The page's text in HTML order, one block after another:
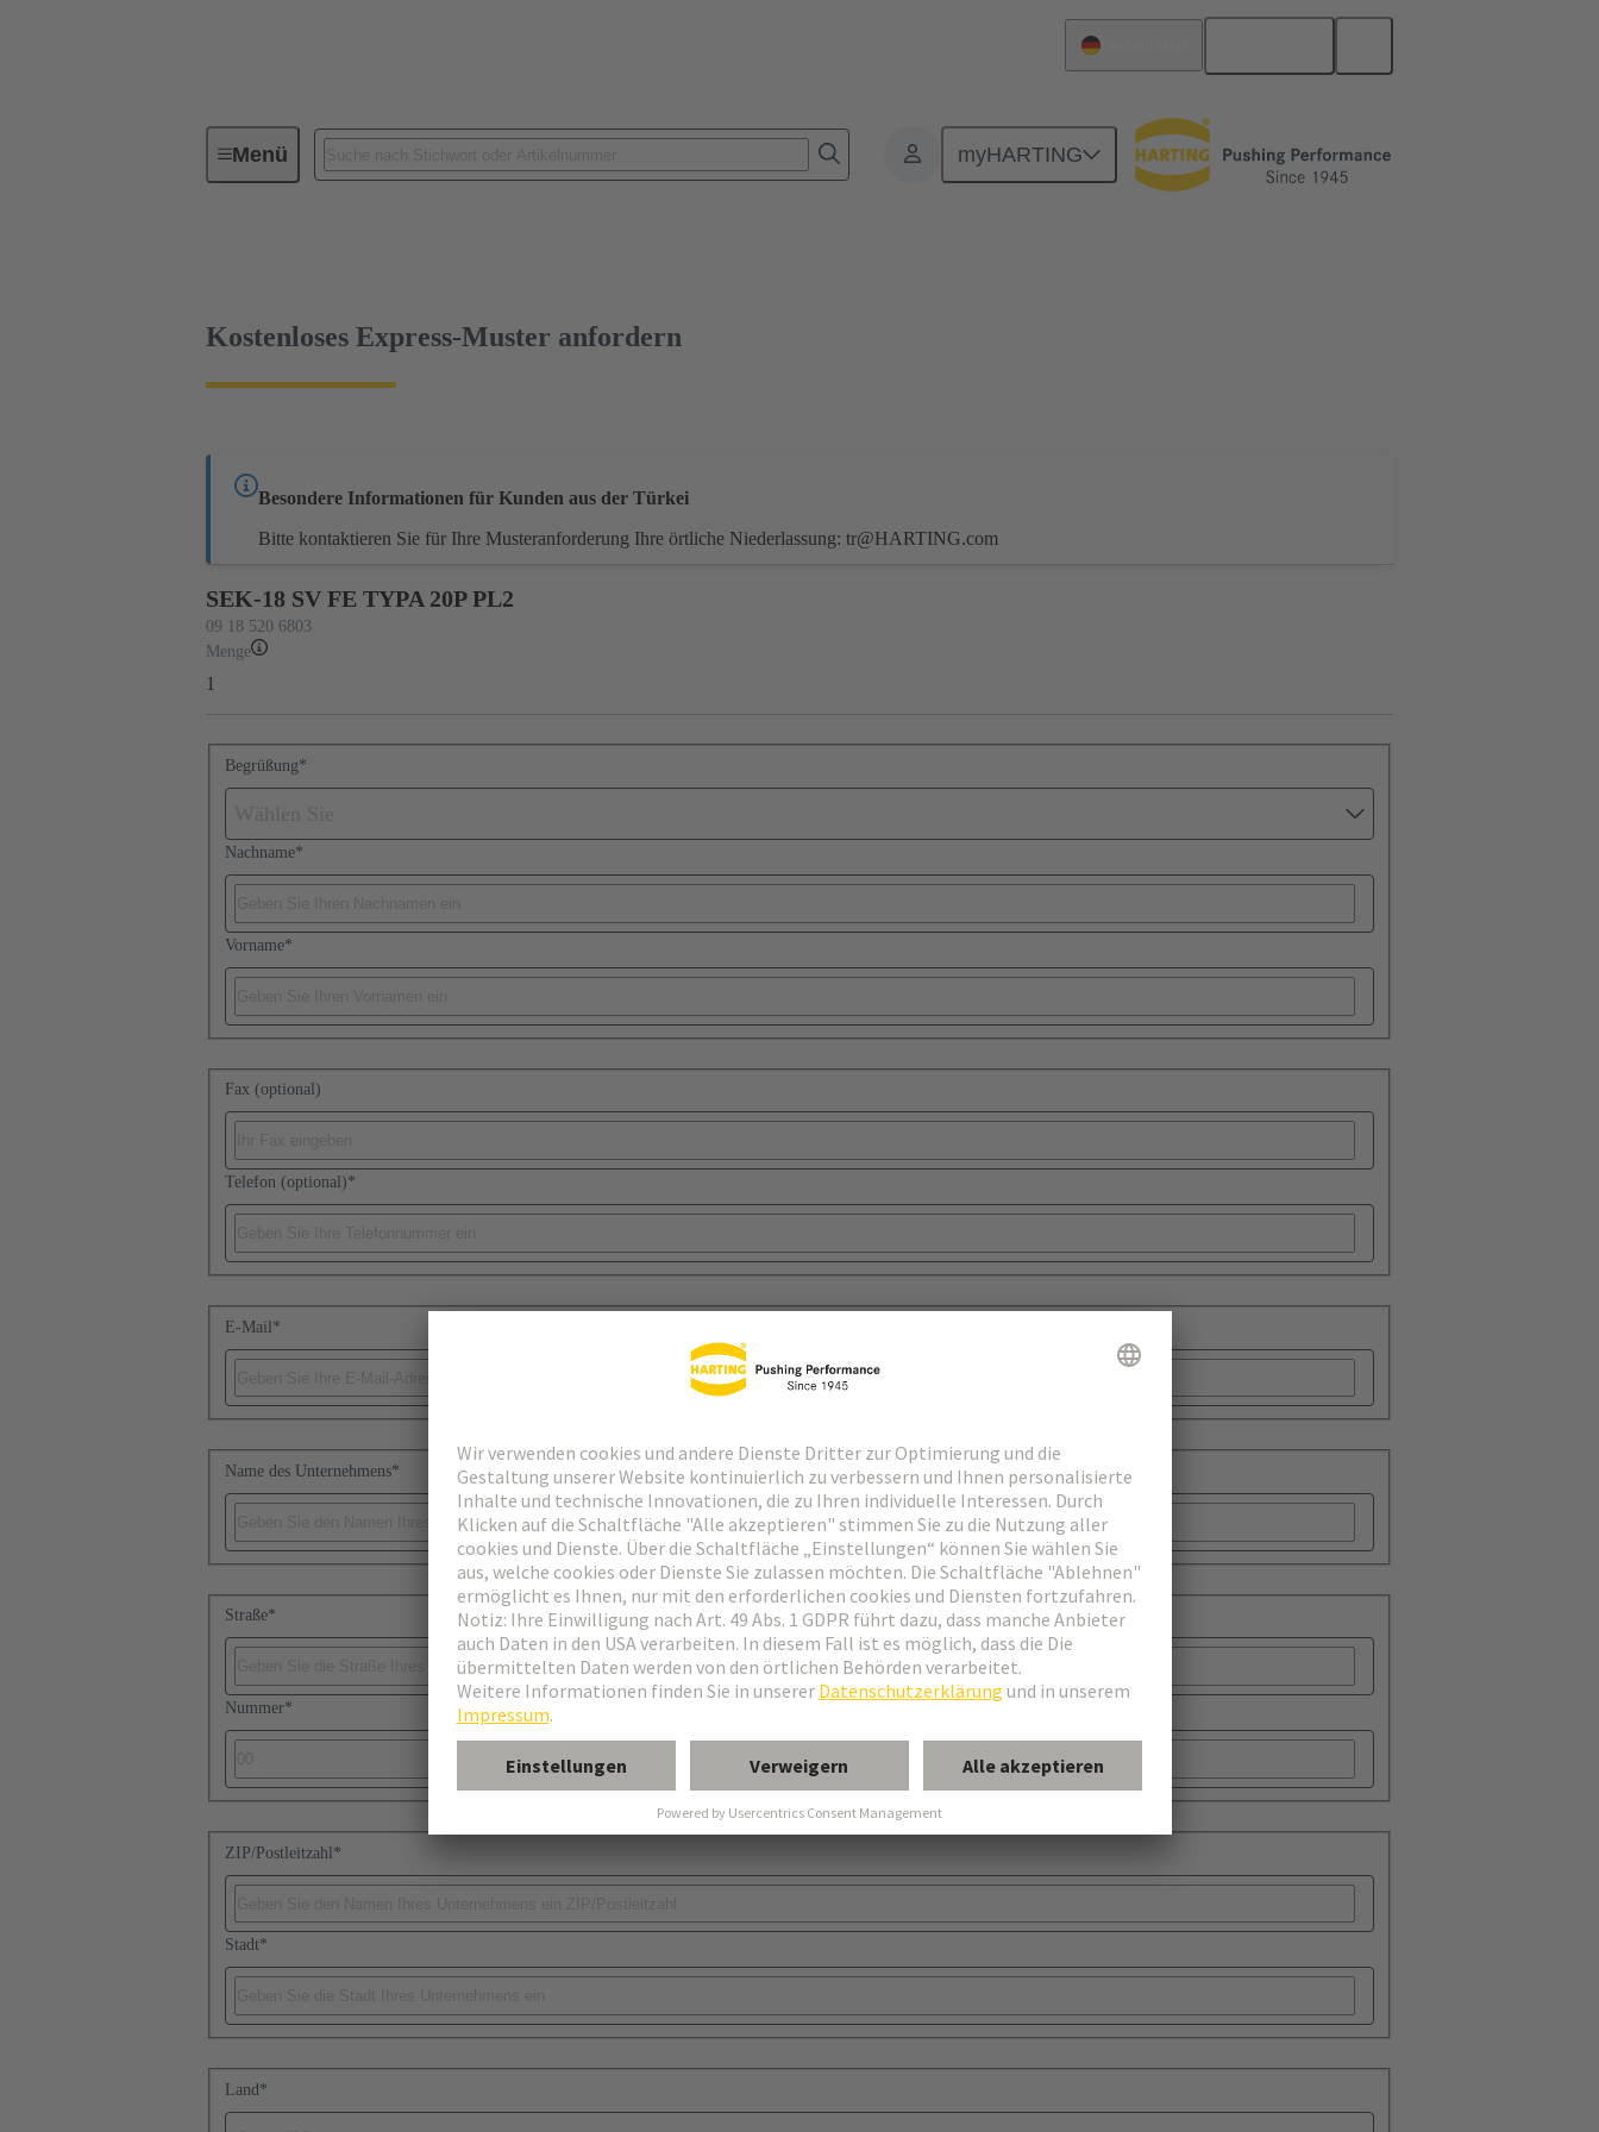
Menü myHARTING
Geräteanschlusstechnik Board-to-Board Steckverbinder Produkte Verbindung über ein Kabel
Kostenloses Express-Muster anfordern
Besondere Informationen für Kunden aus der Türkei
Bitte kontaktieren Sie für Ihre Musteranforderung Ihre örtliche Niederlassung: tr@HARTING.com
SEK-18 SV FE TYPA 20P PL2
09 18 520 6803
Menge
1
Begrüßung*
Nachname*
Vorname*
Fax (optional)
Telefon (optional)*
E-Mail*
Name des Unternehmens*
Straße*
Nummer*
ZIP/Postleitzahl*
Stadt*
Land *